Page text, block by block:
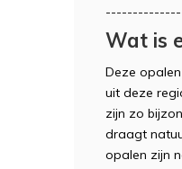
Wat is
Deze
uit deze
zijn zo
draagt
opalen zijn